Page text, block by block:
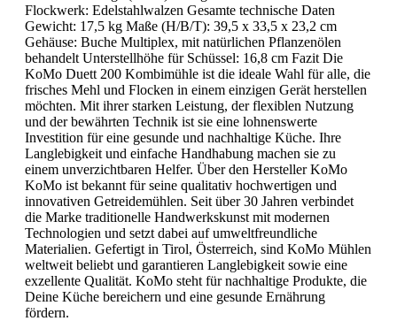
Flockwerk: Edelstahlwalzen Gesamte technische Daten
Gewicht: 17,5 kg Maße (H/B/T): 39,5 x 33,5 x 23,2 cm
Gehäuse: Buche Multiplex, mit natürlichen Pflanzenölen
behandelt Unterstellhöhe für Schüssel: 16,8 cm Fazit Die
KoMo Duett 200 Kombimühle ist die ideale Wahl für alle, die
frisches Mehl und Flocken in einem einzigen Gerät herstellen
möchten. Mit ihrer starken Leistung, der flexiblen Nutzung
und der bewährten Technik ist sie eine lohnenswerte
Investition für eine gesunde und nachhaltige Küche. Ihre
Langlebigkeit und einfache Handhabung machen sie zu
einem unverzichtbaren Helfer. Über den Hersteller KoMo
KoMo ist bekannt für seine qualitativ hochwertigen und
innovativen Getreidemühlen. Seit über 30 Jahren verbindet
die Marke traditionelle Handwerkskunst mit modernen
Technologien und setzt dabei auf umweltfreundliche
Materialien. Gefertigt in Tirol, Österreich, sind KoMo Mühlen
weltweit beliebt und garantieren Langlebigkeit sowie eine
exzellente Qualität. KoMo steht für nachhaltige Produkte, die
Deine Küche bereichern und eine gesunde Ernährung
fördern.